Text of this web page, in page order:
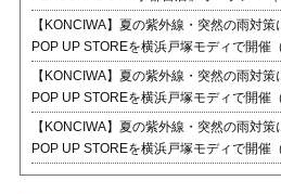
【KONCIWA】夏の紫外線・突然の雨対
POP UP STOREを横浜戸塚モディで開催
【KONCIWA】夏の紫外線・突然の雨対
POP UP STOREを横浜戸塚モディで開催
【KONCIWA】夏の紫外線・突然の雨対
POP UP STOREを横浜戸塚モディで開催